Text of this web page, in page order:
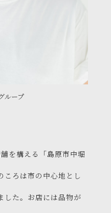
ループ
を構える「島原市中堀
ころは市の中心地とし
した。お店には品物が